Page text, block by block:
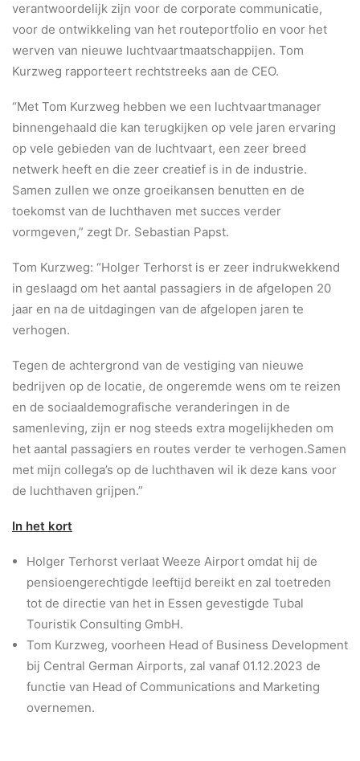
verantwoordelijk zijn voor de corporate communicatie,
voor de ontwikkeling van het routeportfolio en voor het
werven van nieuwe luchtvaartmaatschappijen. Tom
Kurzweg rapporteert rechtstreeks aan de CEO.
“Met Tom Kurzweg hebben we een luchtvaartmanager
binnengehaald die kan terugkijken op vele jaren ervaring
op vele gebieden van de luchtvaart, een zeer breed
netwerk heeft en die zeer creatief is in de industrie.
Samen zullen we onze groeikansen benutten en de
toekomst van de luchthaven met succes verder
vormgeven,” zegt Dr. Sebastian Papst.
Tom Kurzweg: “Holger Terhorst is er zeer indrukwekkend
in geslaagd om het aantal passagiers in de afgelopen 20
jaar en na de uitdagingen van de afgelopen jaren te
verhogen.
Tegen de achtergrond van de vestiging van nieuwe
bedrijven op de locatie, de ongeremde wens om te reizen
en de sociaaldemografische veranderingen in de
samenleving, zijn er nog steeds extra mogelijkheden om
het aantal passagiers en routes verder te verhogen.Samen
met mijn collega’s op de luchthaven wil ik deze kans voor
de luchthaven grijpen.”
In het kort
Holger Terhorst verlaat Weeze Airport omdat hij de
pensioengerechtigde leeftijd bereikt en zal toetreden
tot de directie van het in Essen gevestigde Tubal
Touristik Consulting GmbH.
Tom Kurzweg, voorheen Head of Business Development
bij Central German Airports, zal vanaf 01.12.2023 de
functie van Head of Communications and Marketing
overnemen.